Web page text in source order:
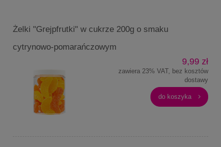
Żelki "Grejpfrutki" w cukrze 200g o smaku
cytrynowo-pomarańczowym
9,99 zł
zawiera 23% VAT, bez kosztów
dostawy
do koszyka